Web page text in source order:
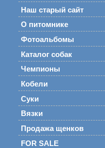
Наш старый сайт
О питомнике
Фотоальбомы
Каталог собак
Чемпионы
Кобели
Суки
Вязки
Продажа щенков
FOR SALE